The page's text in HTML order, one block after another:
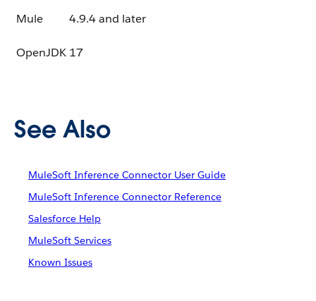
Mule
4.9.4 and later
OpenJDK 17
See Also
MuleSoft Inference Connector User Guide
MuleSoft Inference Connector Reference
Salesforce Help
MuleSoft Services
Known Issues